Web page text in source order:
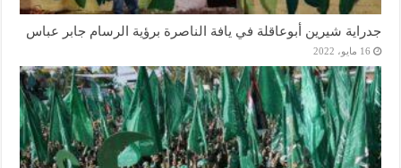
جدراية شيرين أبوعاقلة في يافة الناصرة برؤية الرسام جابر عباس
16 مايو، 2022